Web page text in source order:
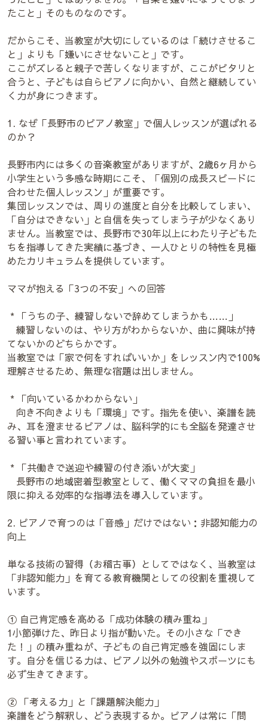
たこと」そのものなのです。
だからこそ、当教室が大切にしているのは「続けさせるこ
と」よりも「嫌いにさせないこと」です。
ここがズレると親子で苦しくなりますが、ここがピタリと
合うと、子どもは自らピアノに向かい、自然と継続してい
く力が身につきます。
1. なぜ「長野市のピアノ教室」で個人レッスンが選ばれる
のか？
長野市内には多くの音楽教室がありますが、2歳6ヶ月から
小学生という多感な時期にこそ、「個別の成長スピードに
合わせた個人レッスン」が重要です。
集団レッスンでは、周りの進度と自分を比較してしまい、
「自分はできない」と自信を失ってしまう子が少なくあり
ません。当教室では、長野市で30年以上にわたり子どもた
ちを指導してきた実績に基づき、一人ひとりの特性を見極
めたカリキュラムを提供しています。
ママが抱える「3つの不安」への回答
* 「うちの子、練習しないで辞めてしまうかも……」
練習しないのは、やり方がわからないか、曲に興味が持
てないかのどちらかです。
当教室では「家で何をすればいいか」をレッスン内で100%
理解させるため、無理な宿題は出しません。
* 「向いているかわからない」
向き不向きよりも「環境」です。指先を使い、楽譜を読
み、耳を澄ませるピアノは、脳科学的にも全脳を発達させ
る習い事と言われています。
* 「共働きで送迎や練習の付き添いが大変」
長野市の地域密着型教室として、働くママの負担を最小
限に抑える効率的な指導法を導入しています。
2. ピアノで育つのは「音感」だけではない：非認知能力の
向上
単なる技術の習得（お稽古事）としてではなく、当教室は
「非認知能力」を育てる教育機関としての役割を重視して
います。
① 自己肯定感を高める「成功体験の積み重ね」
1小節弾けた、昨日より指が動いた。その小さな「でき
た！」の積み重ねが、子どもの自己肯定感を強固にしま
す。自分を信じる力は、ピアノ以外の勉強やスポーツにも
必ず生きてきます。
② 「考える力」と「課題解決能力」
楽譜をどう解釈し、どう表現するか。ピアノは常に「問